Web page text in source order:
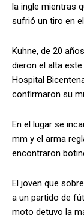
la ingle mientras
sufrió un tiro en
Kuhne, de 20
dieron el alta
Hospital
confirmaron su
En el lugar se
mm y el arma
encontraron
El joven que
a un partido de
moto detuvo la